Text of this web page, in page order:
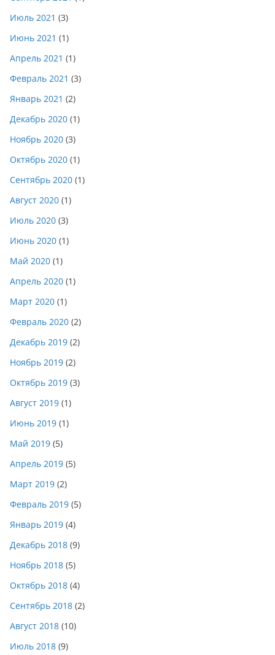
Июль 2021 (3)
Июнь 2021 (1)
Апрель 2021 (1)
Февраль 2021 (3)
Январь 2021 (2)
Декабрь 2020 (1)
Ноябрь 2020 (3)
Октябрь 2020 (1)
Сентябрь 2020 (1)
Август 2020 (1)
Июль 2020 (3)
Июнь 2020 (1)
Май 2020 (1)
Апрель 2020 (1)
Март 2020 (1)
Февраль 2020 (2)
Декабрь 2019 (2)
Ноябрь 2019 (2)
Октябрь 2019 (3)
Август 2019 (1)
Июнь 2019 (1)
Май 2019 (5)
Апрель 2019 (5)
Март 2019 (2)
Февраль 2019 (5)
Январь 2019 (4)
Декабрь 2018 (9)
Ноябрь 2018 (5)
Октябрь 2018 (4)
Сентябрь 2018 (2)
Август 2018 (10)
Июль 2018 (9)